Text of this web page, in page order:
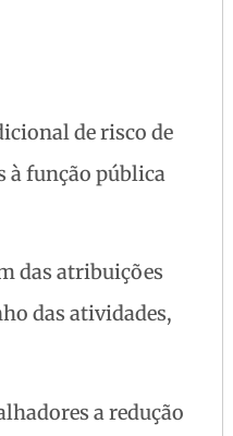
de risco de
à função pública
das atribuições
das atividades,
a redução